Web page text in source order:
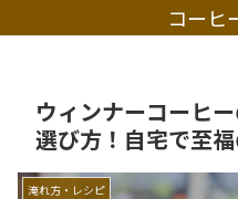
コーヒ
ウィンナーコーヒ
選び方！自宅で至
淹れ方・レシピ